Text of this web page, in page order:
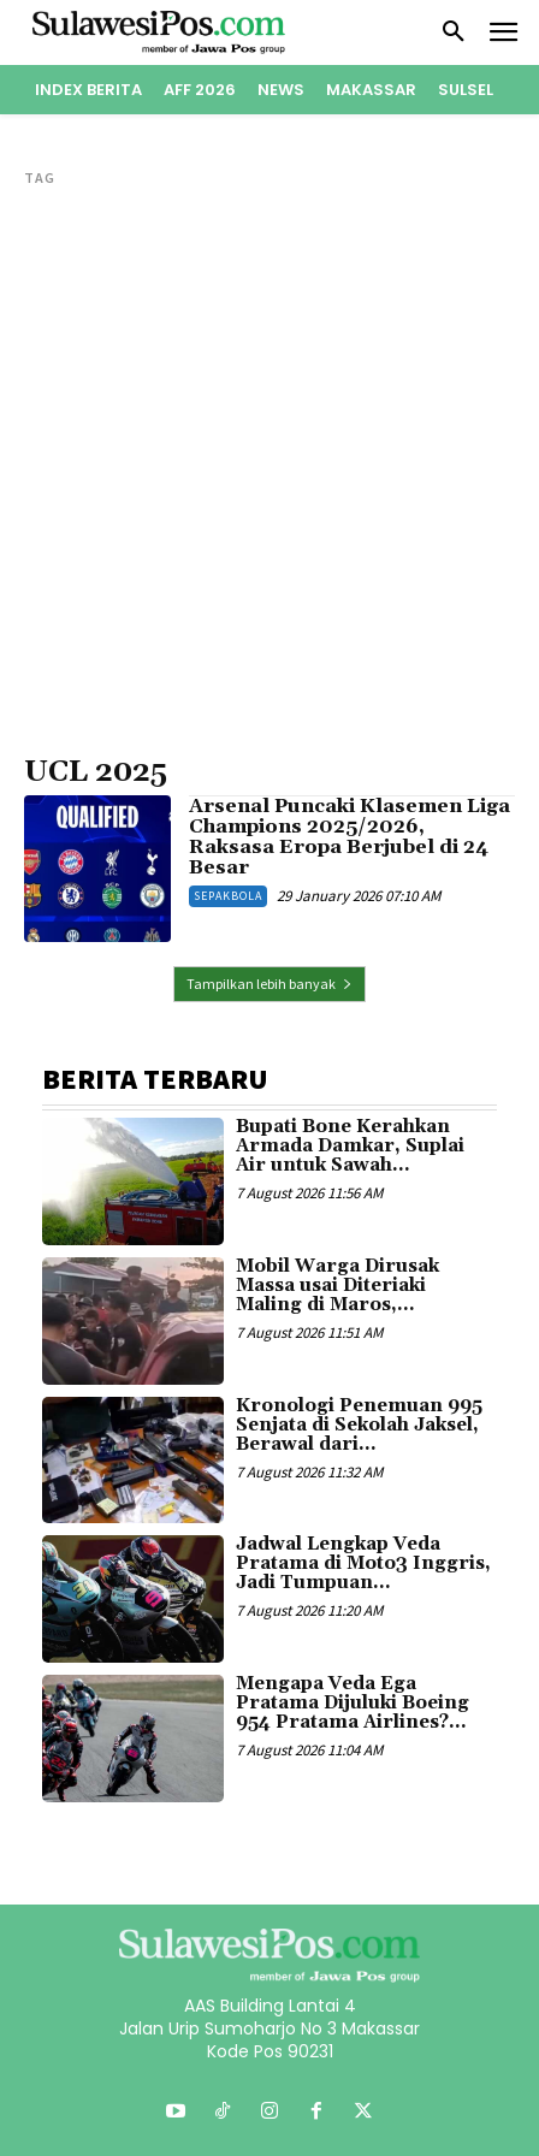
INDEX BERITA AFF 2026 NEWS MAKASSAR SULSEL
TAG
UCL 2025
Arsenal Puncaki Klasemen Liga
Champions 2025/2026,
Raksasa Eropa Berjubel di 24
Besar
SEPAKBOLA 29 January 2026 07:10 AM
Tampilkan lebih banyak
BERITA TERBARU
Bupati Bone Kerahkan
Armada Damkar, Suplai
Air untuk Sawah...
7 August 2026 11:56 AM
Mobil Warga Dirusak
Massa usai Diteriaki
Maling di Maros,...
7 August 2026 11:51 AM
Kronologi Penemuan 995
Senjata di Sekolah Jaksel,
Berawal dari...
7 August 2026 11:32 AM
Jadwal Lengkap Veda
Pratama di Moto3 Inggris,
Jadi Tumpuan...
7 August 2026 11:20 AM
Mengapa Veda Ega
Pratama Dijuluki Boeing
954 Pratama Airlines?...
7 August 2026 11:04 AM
AAS Building Lantai 4
Jalan Urip Sumoharjo No 3 Makassar
Kode Pos 90231